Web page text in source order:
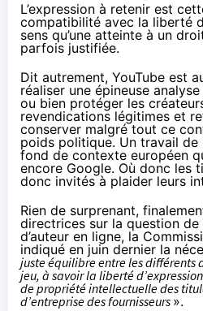
L’expression à retenir est
compatibilité avec la liberté
sens qu’une atteinte à un
parfois justifiée.
Dit autrement, YouTube est
réaliser une épineuse
ou bien protéger les
revendications légitimes et
conserver malgré tout ce
poids politique. Un travail de
fond de contexte européen
encore Google. Où donc les
donc invités à plaider leurs
Rien de surprenant,
directrices sur la question
d’auteur en ligne, la
indiqué en juin dernier la
juste équilibre entre les différents
jeu, à savoir la liberté
de propriété intellectuelle des
d’entreprise des fournisseurs ».